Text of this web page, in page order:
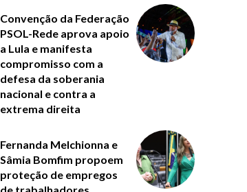
Convenção da Federação
PSOL-Rede aprova apoio
a Lula e manifesta
compromisso com a
defesa da soberania
nacional e contra a
extrema direita
Fernanda Melchionna e
Sâmia Bomfim propoem
proteção de empregos
de trabalhadores